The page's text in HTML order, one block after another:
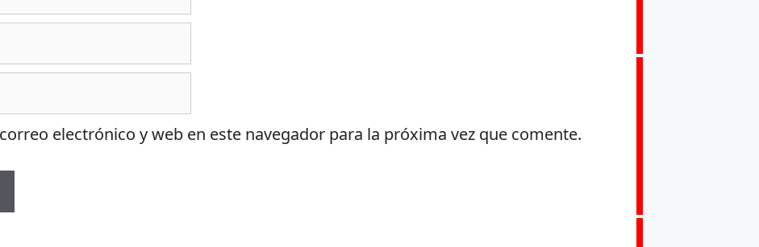
electrónico y web en este navegador para la próxima vez que comente.